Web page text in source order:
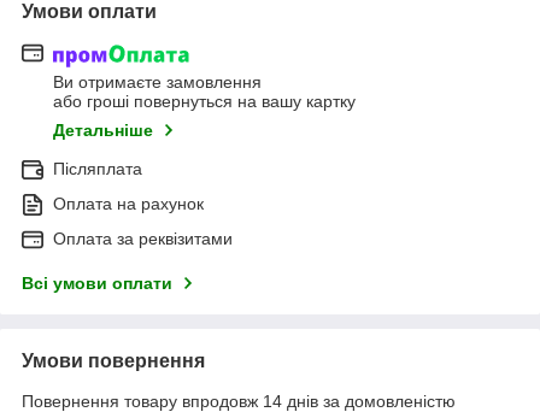
Умови оплати
Ви отримаєте замовлення
або гроші повернуться на вашу картку
Детальніше
Післяплата
Оплата на рахунок
Оплата за реквізитами
Всі умови оплати
Умови повернення
Повернення товару впродовж 14 днів за домовленістю